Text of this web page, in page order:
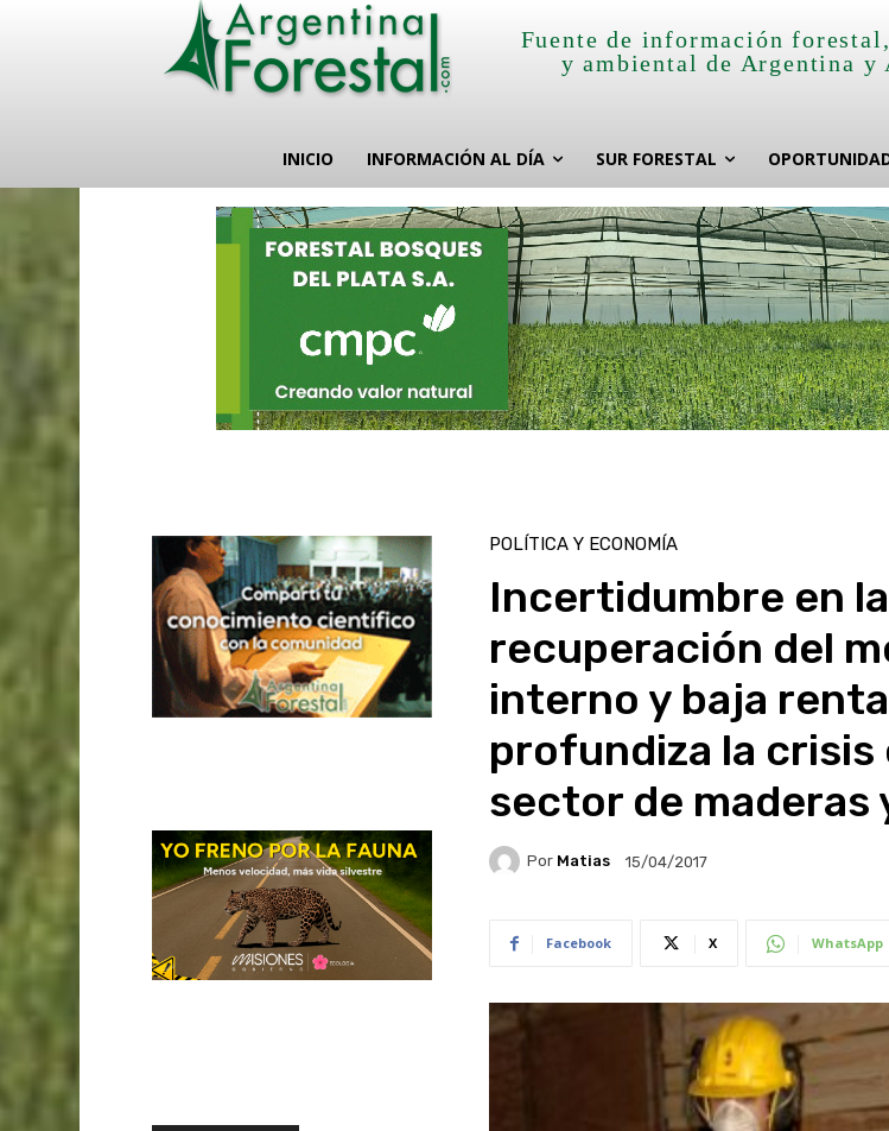
Fuente de información
y ambiental de Argentina y
INICIO INFORMACIÓN AL DÍA SUR FORESTAL
POLÍTICA Y ECONOMÍA
Incertidumbre en la
recuperación del
interno y baja
profundiza la crisis
sector de maderas
Por Matias 15/04/2017
Facebook X WhatsApp